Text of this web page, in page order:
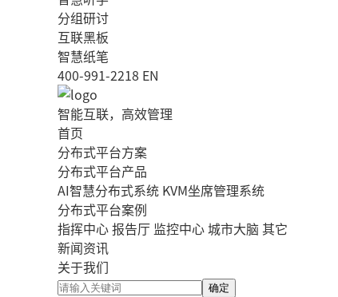
分组研讨
互联黑板
智慧纸笔
400-991-2218 EN
智能互联，高效管理
首页
分布式平台方案
分布式平台产品
AI智慧分布式系统 KVM坐席管理系统
分布式平台案例
指挥中心报告厅 监控中心城市大脑 其它
新闻资讯
关于我们
确定